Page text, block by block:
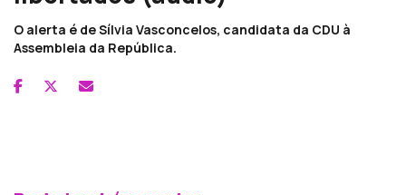
O alerta é de Sílvia Vasconcelos, candidata da CDU à
Assembleia da República.